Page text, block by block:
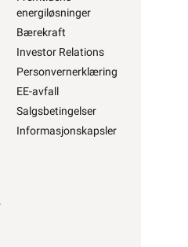
energiløsninger
Bærekraft
Investor Relations
Personvernerklæring
EE-avfall
Salgsbetingelser
Informasjonskapsler